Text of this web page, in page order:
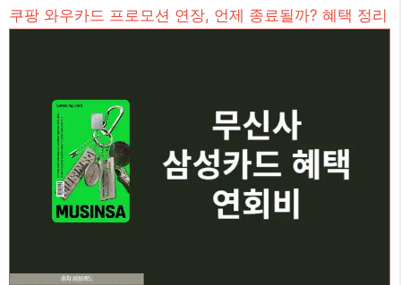
쿠팡 와우카드 프로모션 연장, 언제 종료될까? 혜택 정리